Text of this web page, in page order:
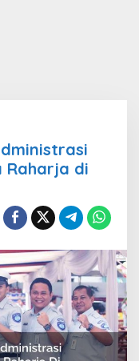
Raharja di